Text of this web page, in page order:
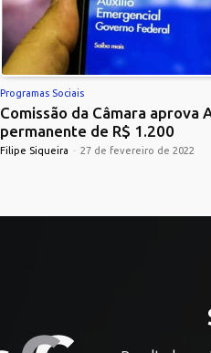
Programas Sociais
Comissão da Câmara aprova
permanente de R$ 1.200
Filipe Siqueira - 27 de fevereiro de 2022